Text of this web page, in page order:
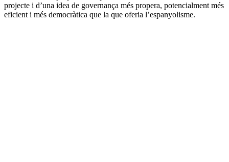
projecte i d’una idea de governança més propera, potencialment més
eficient i més democràtica que la que oferia l’espanyolisme.